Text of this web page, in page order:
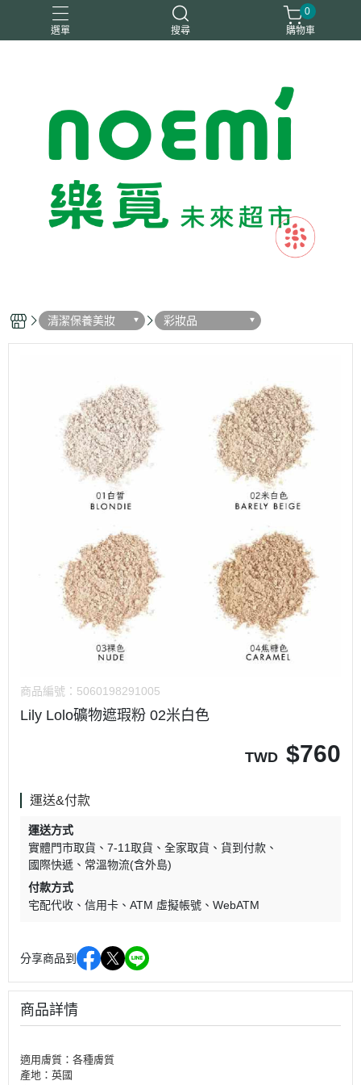
選單 搜尋
0
購物車
清潔保養美妝 彩妝品
商品編號： 5060198291005
Lily Lolo礦物遮瑕粉 02米白色
TWD $760
運送&付款
運送方式
實體門市取貨
7-11取貨 全家取貨
貨到付款
國際快遞
常溫物流(含外島)
付款方式
宅配代收
信用卡 ATM 虛擬帳號 WebATM
分享商品到
商品詳情
適用膚質：各種膚質
產地：英國